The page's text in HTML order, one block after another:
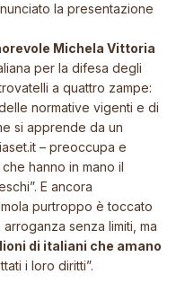
la presentazione
Michela Vittoria
per la difesa degli
a quattro zampe:
normative vigenti e di
si apprende da un
– preoccupa e
hanno in mano il
E ancora
purtroppo è toccato
senza limiti, ma
di italiani che amano
i loro diritti”.